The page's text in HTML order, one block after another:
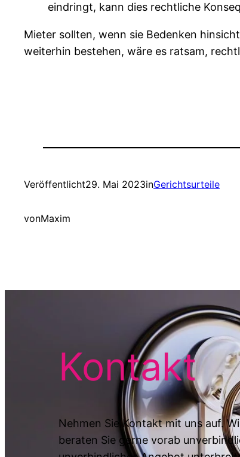
eindringt, kann dies rechtliche
Mieter sollten, wenn sie Bedenken
weiterhin bestehen, wäre es ratsam,
Veröffentlicht29. Mai 2023inGerichtsurteile
vonMaxim
Kontakt
Nehmen Sie Kontakt mit uns auf.
beraten Sie gerne vorab